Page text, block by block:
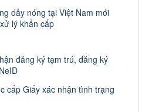
dây nóng tại Việt Nam mới
lý khẩn cấp
đăng ký tạm trú, đăng ký
cấp Giấy xác nhận tình trạng